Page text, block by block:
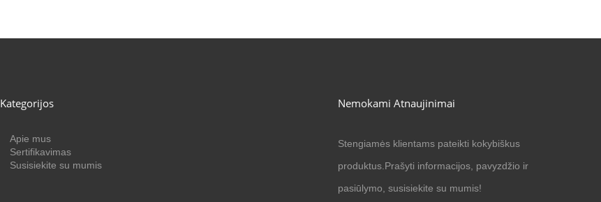
Kategorijos
Apie mus
Sertifikavimas
Susisiekite su mumis
Nemokami Atnaujinimai
Stengiamės klientams pateikti kokybiškus
produktus.Prašyti informacijos, pavyzdžio ir
pasiūlymo, susisiekite su mumis!